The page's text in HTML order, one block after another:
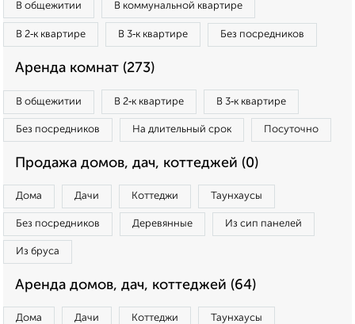
В общежитии В коммунальной квартире
В 2‑к квартире В 3‑к квартире Без посредников
Аренда комнат (273)
В общежитии В 2‑к квартире В 3‑к квартире
Без посредников На длительный срок Посуточно
Продажа домов, дач, коттеджей (0)
Дома Дачи Коттеджи Таунхаусы
Без посредников Деревянные Из сип панелей
Из бруса
Аренда домов, дач, коттеджей (64)
Дома Дачи Коттеджи Таунхаусы